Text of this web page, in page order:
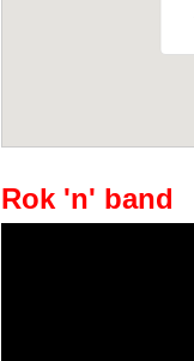
Rok 'n' band